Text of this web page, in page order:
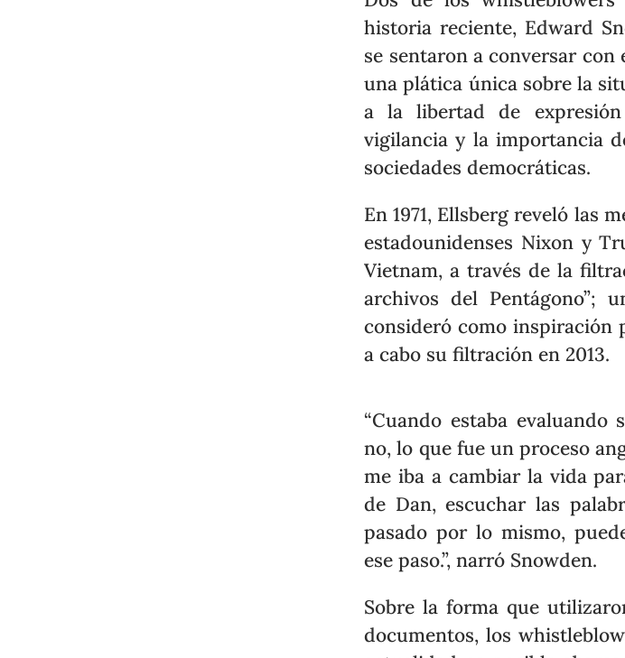
historia reciente, Edward
se sentaron a conversar
una plática única sobre la
a la libertad de
vigilancia y la importancia
sociedades democráticas.
En 1971, Ellsberg reveló las
estadounidenses Nixon y
Vietnam, a través de la
archivos del Pentágono”;
consideró como inspiración
a cabo su filtración en 2013.
“Cuando estaba
no, lo que fue un proceso
me iba a cambiar la vida
de Dan, escuchar las
pasado por lo mismo,
ese paso.”, narró Snowden.
Sobre la forma que
documentos, los